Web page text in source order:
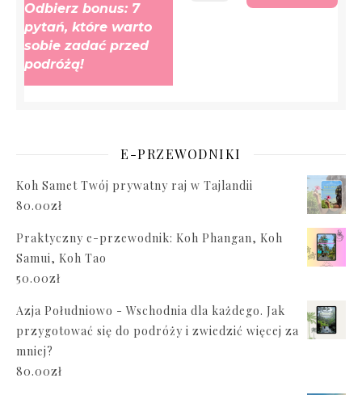
Odbierz bonus: 7
pytań, które warto
sobie zadać przed
podróżą!
E-PRZEWODNIKI
Koh Samet Twój prywatny raj w Tajlandii
80.00zł
Praktyczny e-przewodnik: Koh Phangan, Koh
Samui, Koh Tao
50.00zł
Azja Południowo - Wschodnia dla każdego. Jak
przygotować się do podróży i zwiedzić więcej za
mniej?
80.00zł